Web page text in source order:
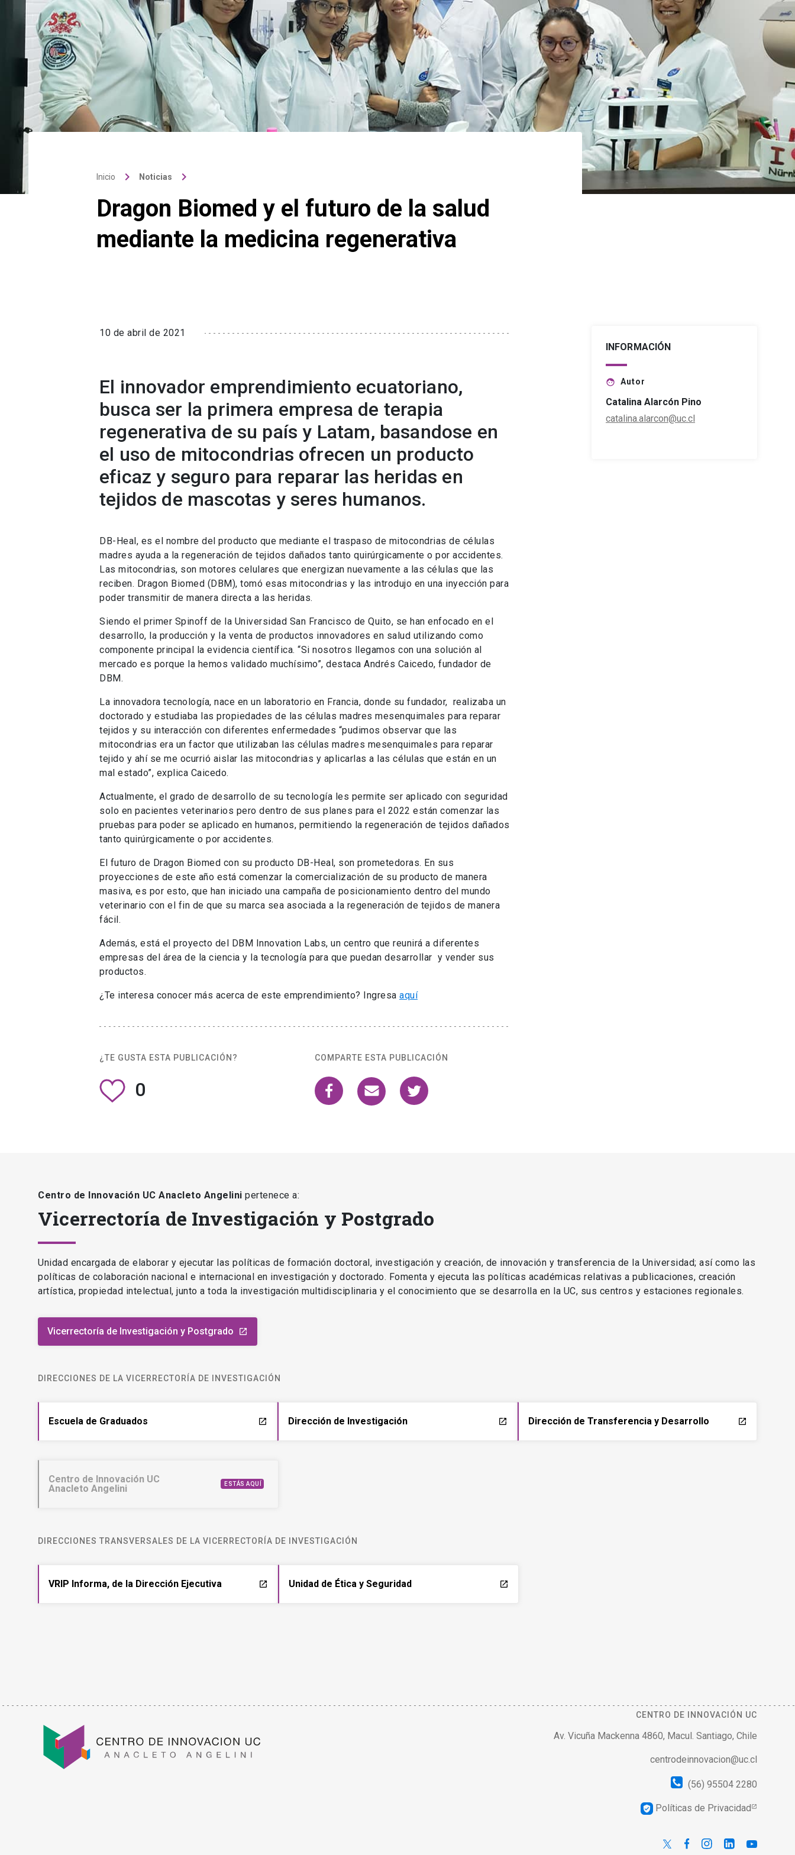
Inicio keyboard_arrow_right Noticias keyboard_arrow_right
Dragon Biomed y el futuro de la salud
mediante la medicina regenerativa
10 de abril de 2021
El innovador emprendimiento ecuatoriano,
busca ser la primera empresa de terapia
regenerativa de su país y Latam, basandose en
el uso de mitocondrias ofrecen un producto
eficaz y seguro para reparar las heridas en
tejidos de mascotas y seres humanos.
DB-Heal, es el nombre del producto que mediante el traspaso de mitocondrias de células
madres ayuda a la regeneración de tejidos dañados tanto quirúrgicamente o por accidentes.
Las mitocondrias, son motores celulares que energizan nuevamente a las células que las
reciben. Dragon Biomed (DBM), tomó esas mitocondrias y las introdujo en una inyección para
poder transmitir de manera directa a las heridas.
Siendo el primer Spinoff de la Universidad San Francisco de Quito, se han enfocado en el
desarrollo, la producción y la venta de productos innovadores en salud utilizando como
componente principal la evidencia científica. “Si nosotros llegamos con una solución al
mercado es porque la hemos validado muchísimo”, destaca Andrés Caicedo, fundador de
DBM.
La innovadora tecnología, nace en un laboratorio en Francia, donde su fundador, realizaba un
doctorado y estudiaba las propiedades de las células madres mesenquimales para reparar
tejidos y su interacción con diferentes enfermedades “pudimos observar que las
mitocondrias era un factor que utilizaban las células madres mesenquimales para reparar
tejido y ahí se me ocurrió aislar las mitocondrias y aplicarlas a las células que están en un
mal estado”, explica Caicedo.
Actualmente, el grado de desarrollo de su tecnología les permite ser aplicado con seguridad
solo en pacientes veterinarios pero dentro de sus planes para el 2022 están comenzar las
pruebas para poder se aplicado en humanos, permitiendo la regeneración de tejidos dañados
tanto quirúrgicamente o por accidentes.
El futuro de Dragon Biomed con su producto DB-Heal, son prometedoras. En sus
proyecciones de este año está comenzar la comercialización de su producto de manera
masiva, es por esto, que han iniciado una campaña de posicionamiento dentro del mundo
veterinario con el fin de que su marca sea asociada a la regeneración de tejidos de manera
fácil.
Además, está el proyecto del DBM Innovation Labs, un centro que reunirá a diferentes
empresas del área de la ciencia y la tecnología para que puedan desarrollar y vender sus
productos.
¿Te interesa conocer más acerca de este emprendimiento? Ingresa aquí
¿TE GUSTA ESTA PUBLICACIÓN?
0
COMPARTE ESTA PUBLICACIÓN
INFORMACIÓN
face Autor
Catalina Alarcón Pino
catalina.alarcon@uc.cl
Centro de Innovación UC Anacleto Angelini pertenece a:
Vicerrectoría de Investigación y Postgrado
Unidad encargada de elaborar y ejecutar las políticas de formación doctoral, investigación y creación, de innovación y transferencia de la Universidad; así como las
políticas de colaboración nacional e internacional en investigación y doctorado. Fomenta y ejecuta las políticas académicas relativas a publicaciones, creación
artística, propiedad intelectual, junto a toda la investigación multidisciplinaria y el conocimiento que se desarrolla en la UC, sus centros y estaciones regionales.
Vicerrectoría de Investigación y Postgrado launch
DIRECCIONES DE LA VICERRECTORÍA DE INVESTIGACIÓN
Escuela de Graduados launch Dirección de Investigación launch Dirección de Transferencia y Desarrollo launch
Centro de Innovación UC
Anacleto Angelini
ESTÁS AQUÍ
DIRECCIONES TRANSVERSALES DE LA VICERRECTORÍA DE INVESTIGACIÓN
VRIP Informa, de la Dirección Ejecutiva launch Unidad de Ética y Seguridad launch
CENTRO DE INNOVACIÓN UC
Av. Vicuña Mackenna 4860, Macul. Santiago, Chile
centrodeinnovacion@uc.cl
(56) 95504 2280
verified_user Políticas de Privacidad